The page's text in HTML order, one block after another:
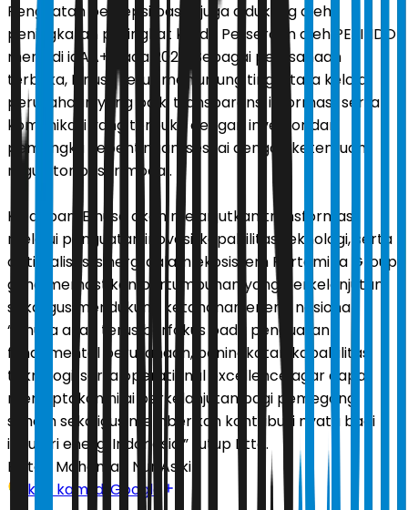
Penguatan persepsi pasar juga didukung oleh
peningkatan peringkat kredit Perseroan oleh PEFINDO
menjadi idAA+ pada 2025, Sebagai perusahaan
terbuka, Elnusa terus menjunjung tinggi tata kelola
perusahaan yang baik, transparansi informasi, serta
komunikasi yang terbuka dengan investor dan
pemangku kepentingan, sesuai dengan ketentuan
regulator pasar modal.
Ke depan, Elnusa akan melanjutkan transformasi
melalui penguatan inovasi, kapabilitas teknologi, serta
optimalisasi sinergi dalam ekosistem Pertamina Group
guna memastikan pertumbuhan yang berkelanjutan
sekaligus mendukung ketahanan energi nasional.
“Elnusa akan terus berfokus pada penguatan
fundamental perusahaan, peningkatan kapabilitas
teknologi, serta operational excellence agar dapat
menciptakan nilai berkelanjutan bagi pemegang
saham sekaligus memberikan kontribusi nyata bagi
industri energi Indonesia,” tutup Litta.
Editor: Mohamad Nur Asikin
Ikuti kami di Google